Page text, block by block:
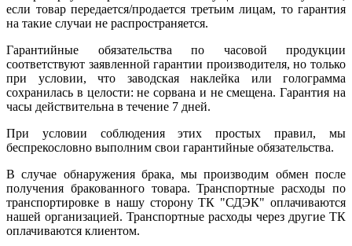
если товар передается/продается третьим лицам, то гарантия
на такие случаи не распространяется.
Гарантийные обязательства по часовой продукции
соответствуют заявленной гарантии производителя, но только
при условии, что заводская наклейка или голограмма
сохранилась в целости: не сорвана и не смещена. Гарантия на
часы действительна в течение 7 дней.
При условии соблюдения этих простых правил, мы
беспрекословно выполним свои гарантийные обязательства.
В случае обнаружения брака, мы производим обмен после
получения бракованного товара. Транспортные расходы по
транспортировке в нашу сторону ТК "СДЭК" оплачиваются
нашей организацией. Транспортные расходы через другие ТК
оплачиваются клиентом.